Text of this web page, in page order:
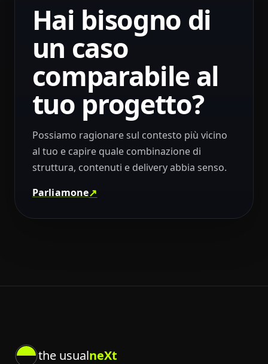
Hai bisogno di
un caso
comparabile al
tuo progetto?
Possiamo ragionare sul contesto più vicino
al tuo e capire quale combinazione di
struttura, contenuti e delivery abbia senso.
Parliamone↗
the usualneXt